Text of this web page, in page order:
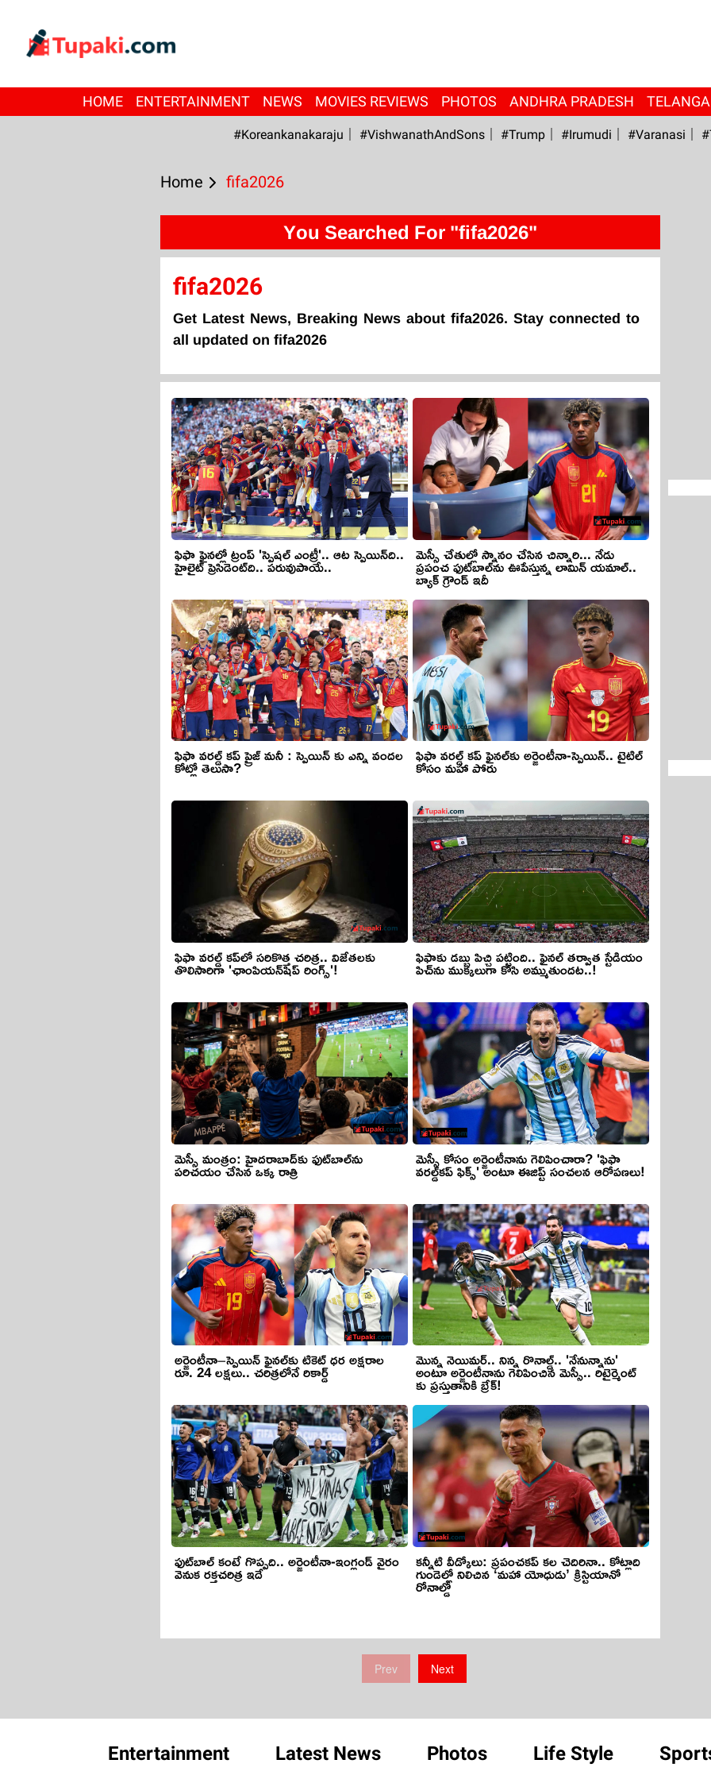
HOME ENTERTAINMENT NEWS MOVIES REVIEWS PHOTOS ANDHRA PRADESH
#Koreankanakaraju #VishwanathAndSons #Trump #irumudi #Varanasi
Home fifa2026
You Searched For "fifa2026"
fifa2026
Get Latest News, Breaking News about fifa2026. Stay connected to
all updated on fifa2026
ఫిఫా ఫైనల్లో ట్రంప్ 'స్పెషల్ ఎంట్రీ'.. ఆట స్పెయిన్‌ది..
హైలైట్ ప్రెసిడెంట్‌ది.. పరువుపాయే..
ఫిఫా వరల్డ్ కప్ ప్రైజ్ మనీ : స్పెయిన్ కు ఎన్ని వందల
కోట్లో తెలుసా?
ఫిఫా వరల్డ్ కప్‌లో సరికొత్త చరిత్ర.. విజేతలకు
తొలిసారిగా 'ఛాంపియన్‌షిప్ రింగ్స్'!
మెస్సీ మంత్రం: హైదరాబాద్‌కు ఫుట్‌బాల్‌ను
పరిచయం చేసిన ఒక్క రాత్రి
అర్జెంటీనా–స్పెయిన్ ఫైనల్‌కు టికెట్ ధర అక్షరాల
రూ. 24 లక్షలు.. చరిత్రలోనే రికార్డ్
ఫుట్‌బాల్ కంటే గొప్పది.. అర్జెంటీనా-ఇంగ్లండ్ వైరం
వెనుక రక్తచరిత్ర ఇదే
మెస్సీ చేతుల్లో స్నానం చేసిన చిన్నారి... నేడు
ప్రపంచ ఫుట్‌బాల్‌ను ఊపేస్తున్న లామిన్ యమాల్..
బ్యాక్ గ్రౌండ్ ఇదీ
ఫిఫా వరల్డ్ కప్ ఫైనల్‌కు అర్జెంటీనా-స్పెయిన్.. టైటిల్
కోసం మహా పోరు
ఫిఫాకు డబ్బు పిచ్చి పట్టింది.. ఫైనల్ తర్వాత స్టేడియం
పిచ్‌ను ముక్కలుగా కోసి అమ్ముతుందట..!
మెస్సీ కోసం అర్జెంటీనాను గెలిపించారా? 'ఫిఫా
వరల్డ్‌కప్ ఫిక్స్' అంటూ ఈజిప్ట్ సంచలన ఆరోపణలు!
మొన్న నెయిమర్.. నిన్న రొనాల్డ్.. 'నేనున్నాను'
అంటూ అర్జెంటీనాను గెలిపించిన మెస్సీ.. రిటైర్మెంట్
కు ప్రస్తుతానికి బ్రేక్!
కన్నీటి వీడ్కోలు: ప్రపంచకప్ కల చెదిరినా.. కోట్లాది
గుండెల్లో నిలిచిన ‘మహా యోధుడు’ క్రిస్టియానో
రోనాల్డో
Prev Next
Entertainment Latest News Photos Life Style